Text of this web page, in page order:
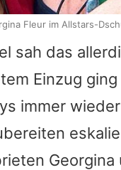
sah das
Einzug
immer
Georgina
Fleur im Allstars-